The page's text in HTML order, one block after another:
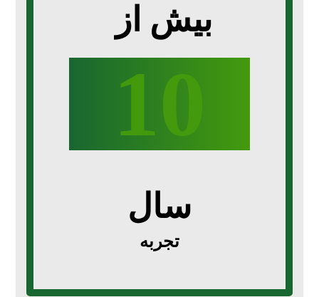
بیش از
10
سال
تجربه